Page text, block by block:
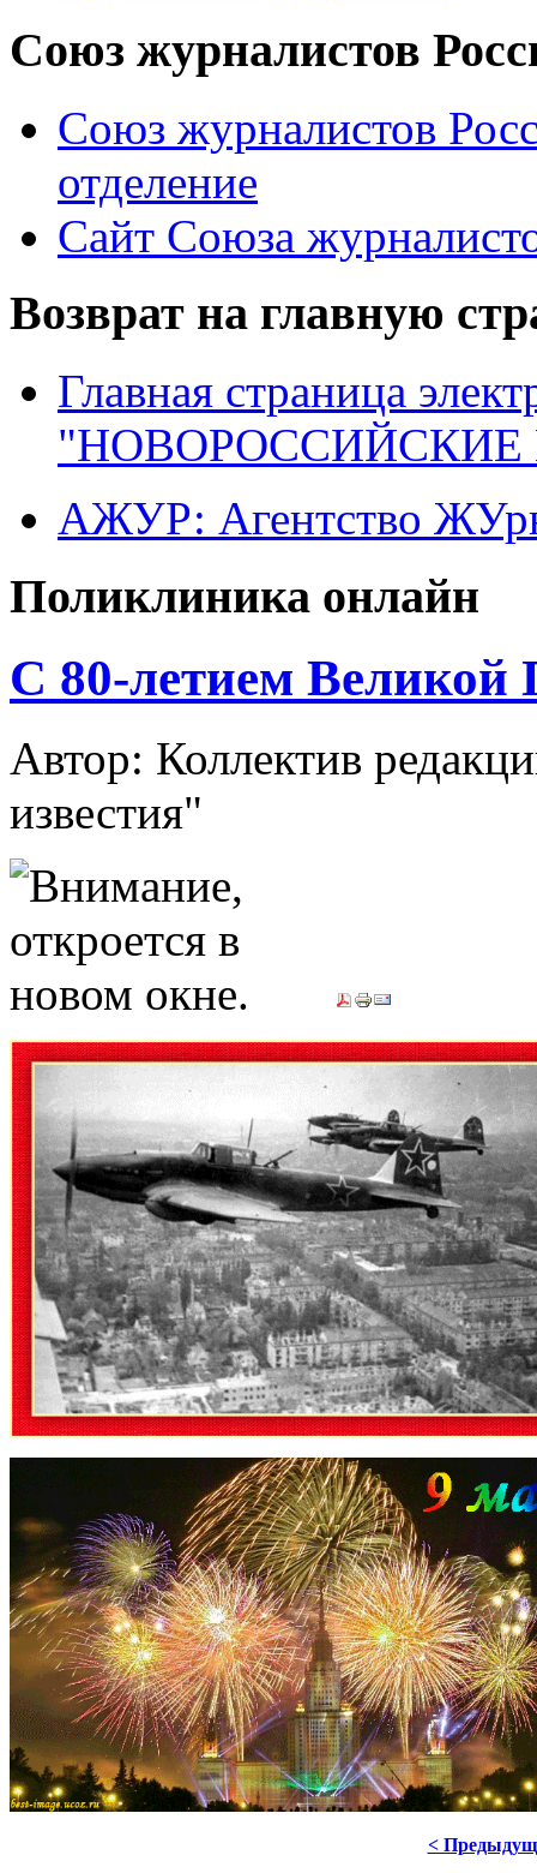
Союз журналистов
Союз журналистов
отделение
Сайт Союза
Возврат на главную
Главная страница
"НОВОРОССИЙСКИЕ
АЖУР: Агентство
Поликлиника онлайн
C 80-летием Великой
Автор: Коллектив
известия"
<